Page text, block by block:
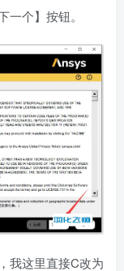
个】按钮。
我这里直接C改为